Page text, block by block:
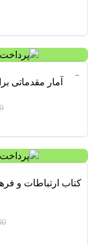
آمار مقدماتی